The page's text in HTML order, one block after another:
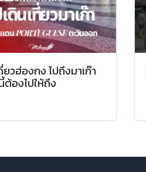
ยวฮ่องกง ไปถึงมาเก๊า
ต้องไปให้ถึง